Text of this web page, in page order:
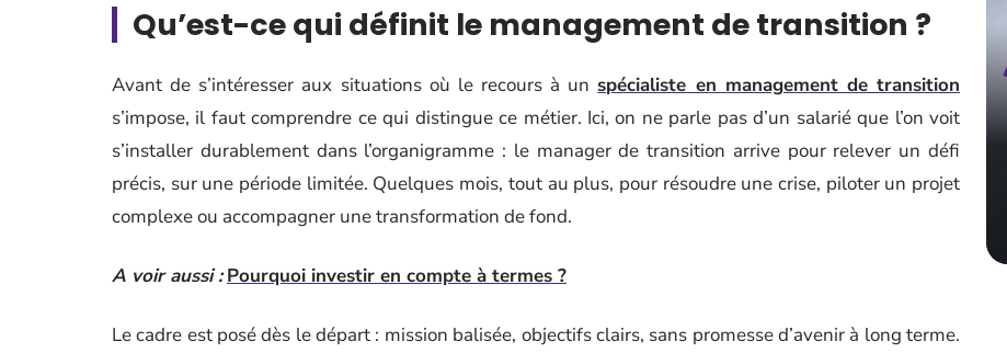
Qu’est-ce qui définit le management de transition ?
Avant de s’intéresser aux situations où le recours à un spécialiste en management de transition
s’impose, il faut comprendre ce qui distingue ce métier. Ici, on ne parle pas d’un salarié que l’on voit
s’installer durablement dans l’organigramme : le manager de transition arrive pour relever un défi
précis, sur une période limitée. Quelques mois, tout au plus, pour résoudre une crise, piloter un projet
complexe ou accompagner une transformation de fond.
A voir aussi : Pourquoi investir en compte à termes ?
Le cadre est posé dès le départ : mission balisée, objectifs clairs, sans promesse d’avenir à long terme.